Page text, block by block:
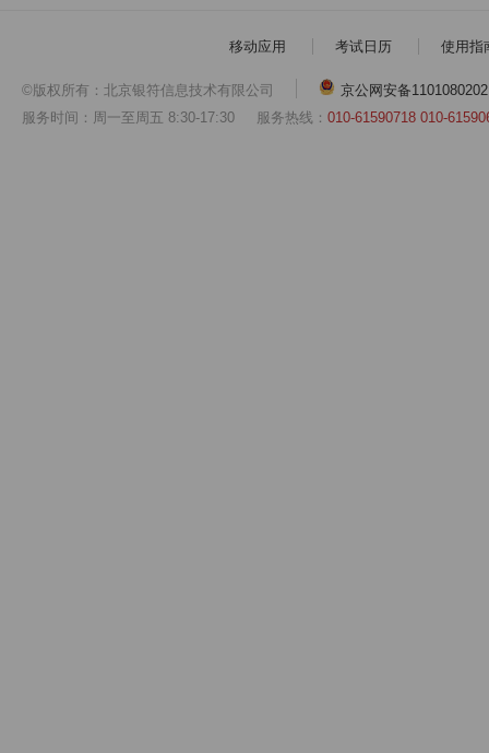
移动应用 考试日历 使用指
©版权所有：北京银符信息技术有限公司
京公网安备
服务时间：周一至周五 8:30-17:30 服务热线： 010-61590718 010-